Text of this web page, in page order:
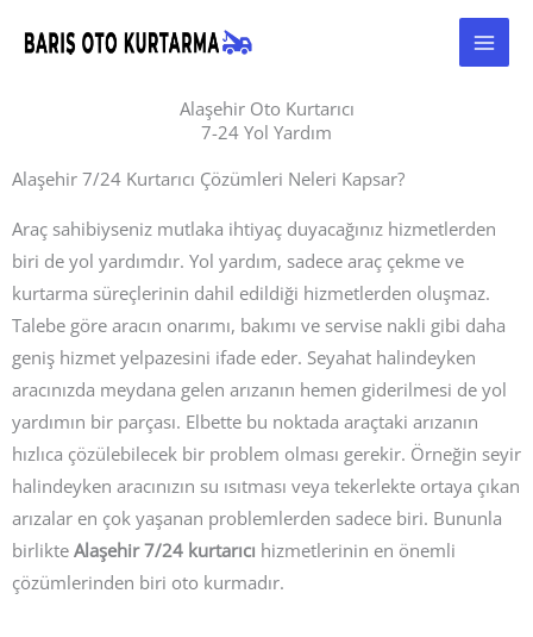
atla
Alaşehir Oto Kurtarıcı
7-24 Yol Yardım
Alaşehir 7/24 Kurtarıcı Çözümleri Neleri Kapsar?
Araç sahibiyseniz mutlaka ihtiyaç duyacağınız hizmetlerden
biri de yol yardımdır. Yol yardım, sadece araç çekme ve
kurtarma süreçlerinin dahil edildiği hizmetlerden oluşmaz.
Talebe göre aracın onarımı, bakımı ve servise nakli gibi daha
geniş hizmet yelpazesini ifade eder. Seyahat halindeyken
aracınızda meydana gelen arızanın hemen giderilmesi de yol
yardımın bir parçası. Elbette bu noktada araçtaki arızanın
hızlıca çözülebilecek bir problem olması gerekir. Örneğin seyir
halindeyken aracınızın su ısıtması veya tekerlekte ortaya çıkan
arızalar en çok yaşanan problemlerden sadece biri. Bununla
birlikte Alaşehir 7/24 kurtarıcı hizmetlerinin en önemli
çözümlerinden biri oto kurmadır.